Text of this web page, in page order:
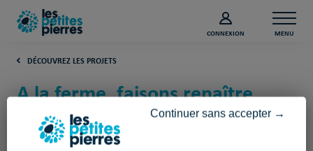
CONNEXION MENU
DÉCOUVREZ LES PROJETS
A la ferme, faisons renaître
l’Espoir (Vienne)
La Ferme de l'Espoir
Continuer sans accepter →